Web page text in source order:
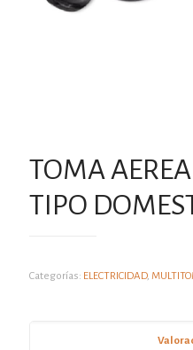
TOMA
TIPO
Categorías: ELECTRICIDAD,